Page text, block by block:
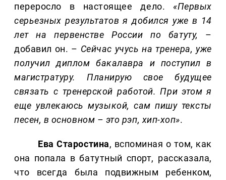
переросло в настоящее дело.«Первых
серьезных результатов я добился уже в 14
лет на первенстве России по батуту,
–
добавил он. – Сейчас учусь на тренера, уже
получил диплом бакалавра и поступил в
магистратуру. Планирую свое будущее
связать с тренерской работой. При этом я
еще увлекаюсь музыкой, сам пишу тексты
песен, в основном – это рэп, хип-хоп».
Ева Старостина, вспоминая о том, как
она попала в батутный спорт, рассказала,
что всегда была подвижным ребенком,